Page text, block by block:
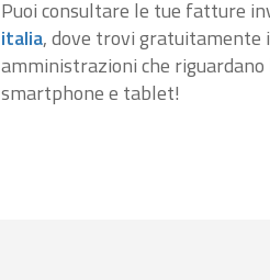
Puoi consultare le tue fatture
italia, dove trovi gratuitamente
amministrazioni che
smartphone e tablet!